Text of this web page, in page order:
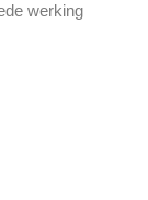
werking